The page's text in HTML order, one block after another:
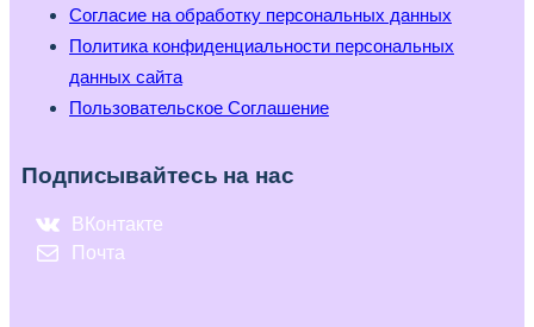
Согласие на обработку персональных данных
Политика конфиденциальности персональных
данных сайта
Пользовательское Соглашение
Подписывайтесь на нас
ВКонтакте
Почта